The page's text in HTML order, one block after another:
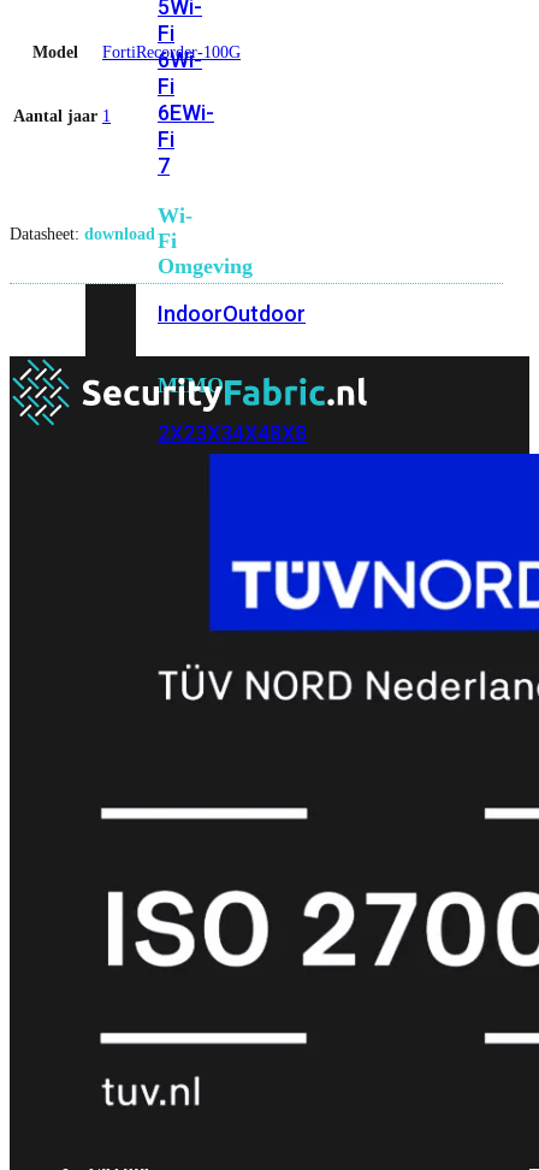
5Wi-
Fi
6Wi-
Fi
6EWi-
Fi
7
Wi-
Fi
Omgeving
IndoorOutdoor
MIMO
2X23X34X48X8
FortiAPFortiWiFi
FortiGate
Wi-
Fi
30GFortiWiFi
51G FortiWiFi
60FFortiWiFi
61F
71GFortiWiFi
81F
Licentie
Model FortiRecorder-100G
Aantal jaar 1
Datasheet: download